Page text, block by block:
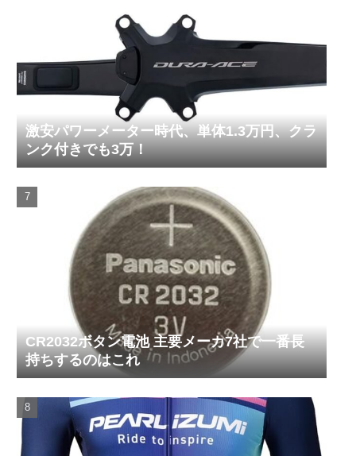
激安パワーメーター時代、単体1.3万円、クラ
ンク付きでも3万！
CR2032ボタン電池 主要メーカ7社で一番長
持ちするのはこれ